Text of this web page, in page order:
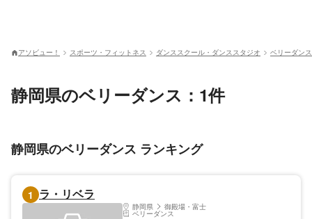
アソビュー！ スポーツ・フィットネス ダンススクール・ダンススタジオ ベリーダンス
静岡県のベリーダンス：1件
静岡県のベリーダンス ランキング
1 ラ・リベラ
静岡県 御殿場・富士
ベリーダンス